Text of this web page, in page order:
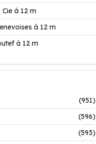
à 12 m
à 12 m
à 12 m
(951)
(596)
(593)